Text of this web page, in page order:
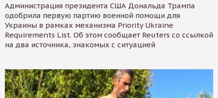
Администрация президента США Дональда Трампа
одобрила первую партию военной помощи для
Украины в рамках механизма Priority Ukraine
Requirements List. Об этом сообщает Reuters со ссылкой
на два источника, знакомых с ситуацией